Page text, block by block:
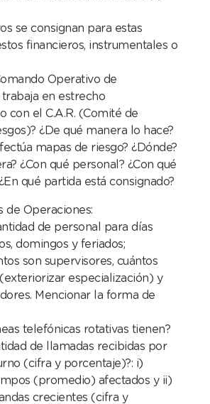
se consignan para estas
financieros, instrumentales o
Operativo de
en estrecho
con el C.A.R. (Comité de
¿De qué manera lo hace?
mapas de riesgo? ¿Dónde?
¿Con qué personal? ¿Con qué
qué partida está consignado?
de Operaciones:
de personal para días
domingos y feriados;
son supervisores, cuántos
especialización) y
Mencionar la forma de
telefónicas rotativas tienen?
de llamadas recibidas por
(cifra y porcentaje)?: i)
(promedio) afectados y ii)
crecientes (cifra y